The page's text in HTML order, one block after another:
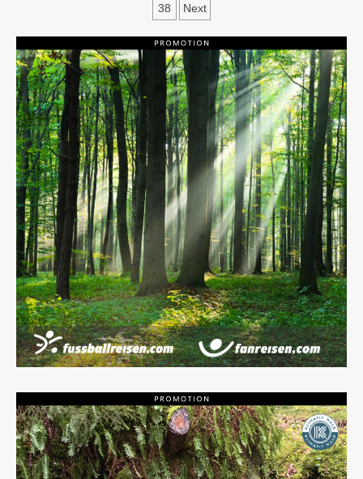
Beiträge
38 Next